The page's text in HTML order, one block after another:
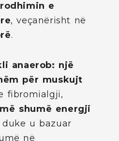
e
, veçanërisht në
.
anaerob: një
për muskujt
fibromialgji,
shumë energji
duke u bazuar
në